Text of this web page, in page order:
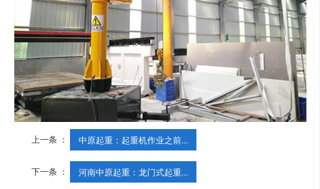
上一条 ： 中原起重：起重机作业之前...
下一条 ： 河南中原起重：龙门式起重...